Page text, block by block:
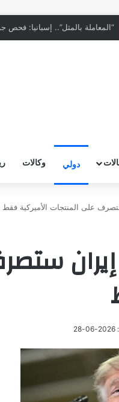
دولي وكالات
على المنتجات الأميركية فقط